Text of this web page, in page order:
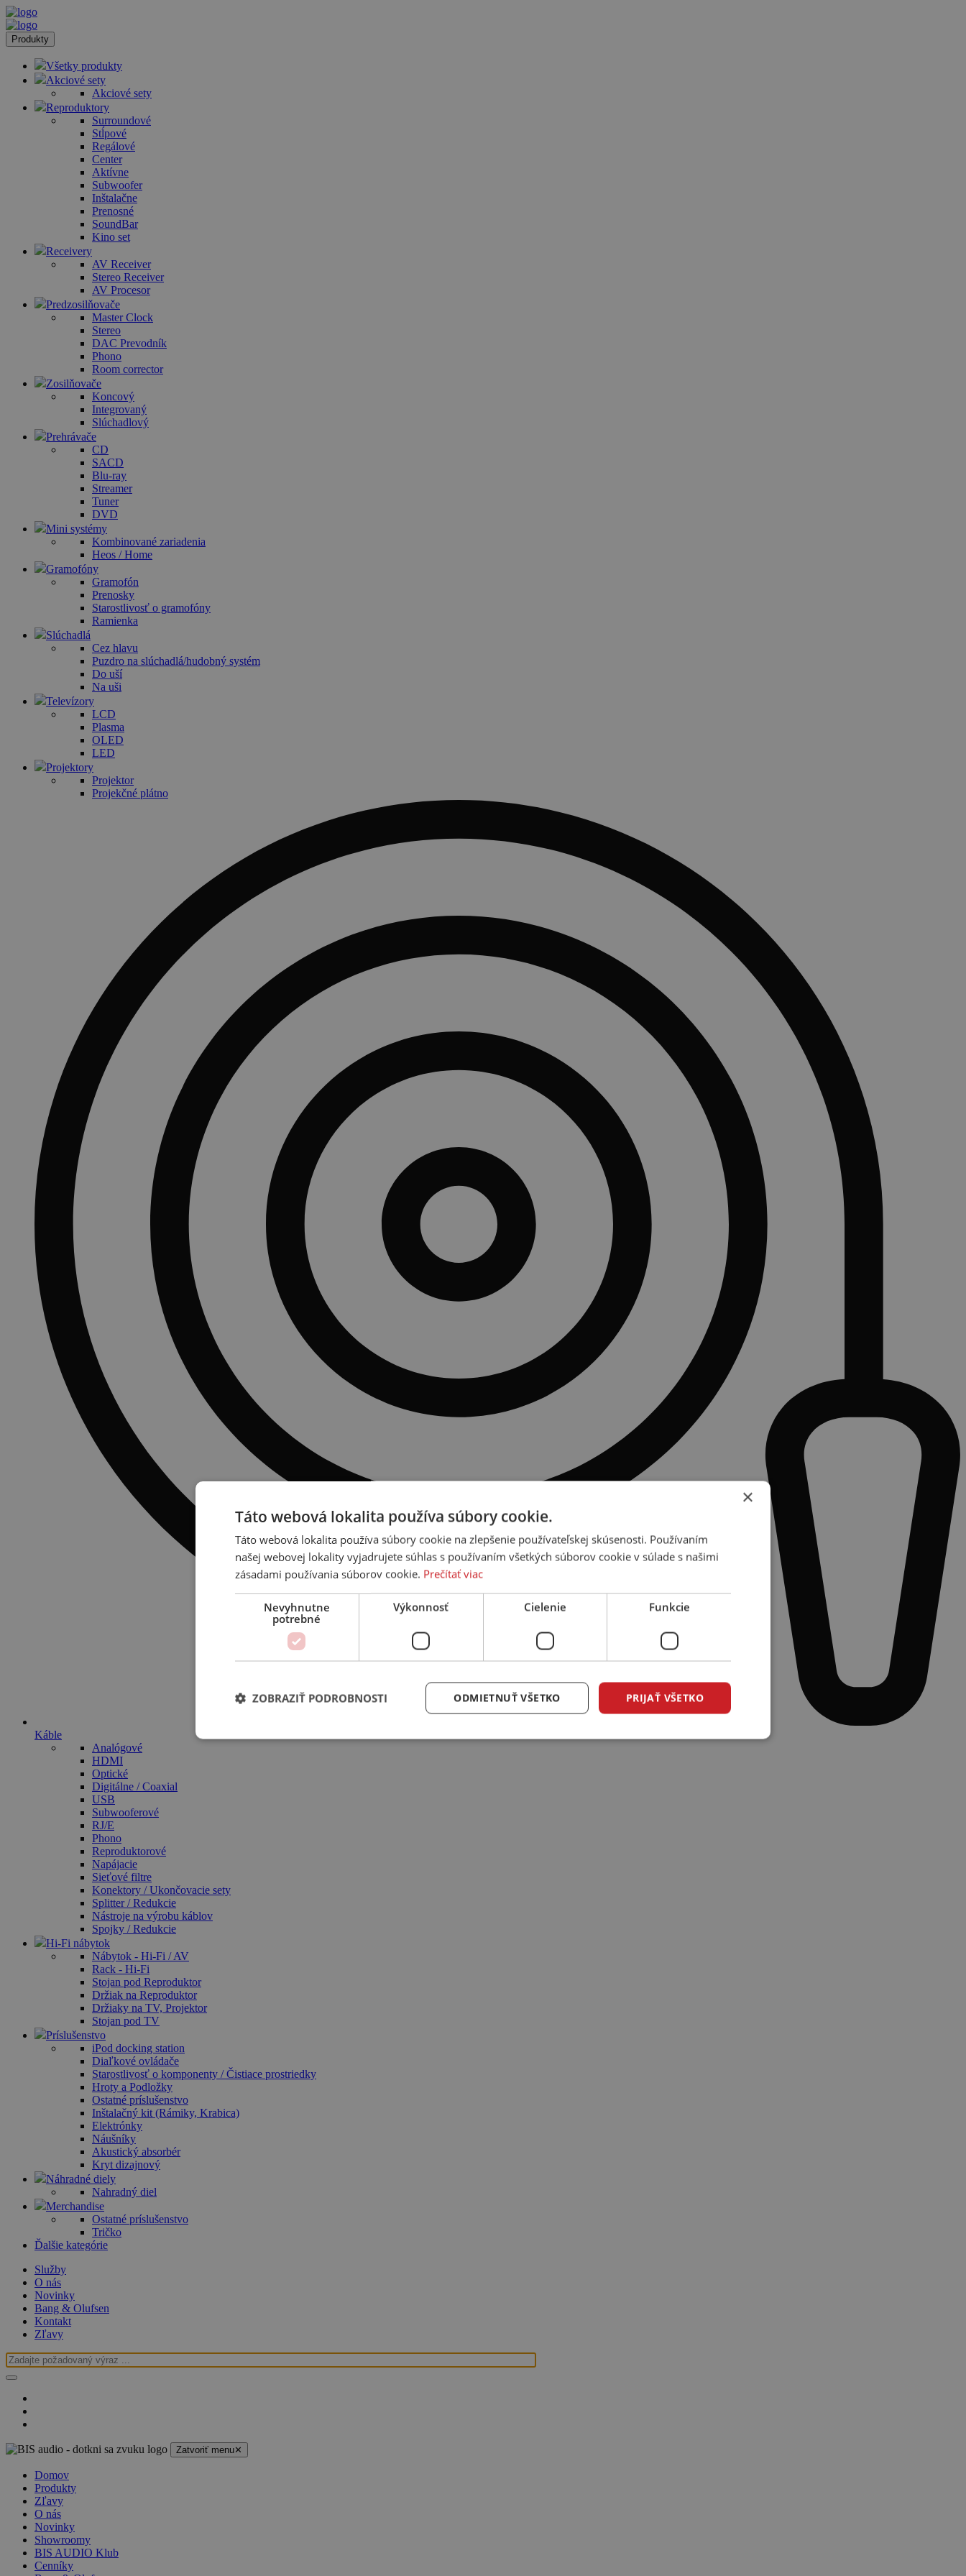
Produkty
Všetky produkty
Akciové sety
Akciové sety
Reproduktory
Surroundové
Stĺpové
Regálové
Center
Aktívne
Subwoofer
Inštalačne
Prenosné
SoundBar
Kino set
Receivery
AV Receiver
Stereo Receiver
AV Procesor
Predzosilňovače
Master Clock
Stereo
DAC Prevodník
Phono
Room corrector
Zosilňovače
Koncový
Integrovaný
Slúchadlový
Prehrávače
CD
SACD
Blu-ray
Streamer
Tuner
DVD
Mini systémy
Kombinované zariadenia
Heos / Home
Gramofóny
Gramofón
Prenosky
Starostlivosť o gramofóny
Ramienka
Slúchadlá
Cez hlavu
Puzdro na slúchadlá/hudobný systém
Do uší
Na uši
Televízory
LCD
Plasma
OLED
LED
Projektory
Projektor
Projekčné plátno
Káble
Analógové
HDMI
Optické
Digitálne / Coaxial
USB
Subwooferové
RJ/E
Phono
Reproduktorové
Napájacie
Sieťové filtre
Konektory / Ukončovacie sety
Splitter / Redukcie
Nástroje na výrobu káblov
Spojky / Redukcie
Hi-Fi nábytok
Nábytok - Hi-Fi / AV
Rack - Hi-Fi
Stojan pod Reproduktor
Držiak na Reproduktor
Držiaky na TV, Projektor
Stojan pod TV
Príslušenstvo
iPod docking station
Diaľkové ovládače
Starostlivosť o komponenty / Čistiace prostriedky
Hroty a Podložky
Ostatné príslušenstvo
Inštalačný kit (Rámiky, Krabica)
Elektrónky
Náušníky
Akustický absorbér
Kryt dizajnový
Náhradné diely
Nahradný diel
Merchandise
Ostatné príslušenstvo
Tričko
Ďalšie kategórie
Služby
O nás
Novinky
Bang & Olufsen
Kontakt
Zľavy
Zatvoriť menu✕
Domov
Produkty
Zľavy
O nás
Novinky
Showroomy
BIS AUDIO Klub
Cenníky
×
Táto webová lokalita používa súbory cookie.
Táto webová lokalita používa súbory cookie na zlepšenie používateľskej skúsenosti. Používaním
našej webovej lokality vyjadrujete súhlas s používaním všetkých súborov cookie v súlade s našimi
zásadami používania súborov cookie. Prečítať viac
Nevyhnutne
potrebné
Výkonnosť Cielenie Funkcie
PRIJAŤ VŠETKO
ODMIETNUŤ VŠETKO
ZOBRAZIŤ PODROBNOSTI